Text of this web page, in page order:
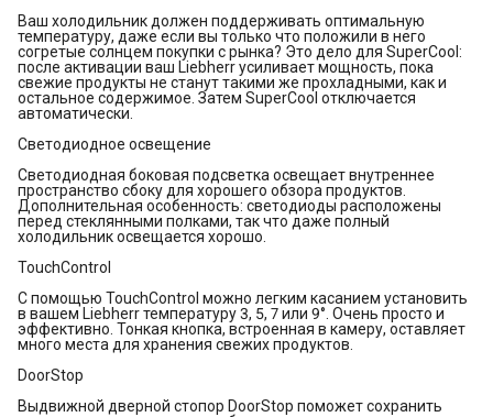
Ваш холодильник должен поддерживать оптимальную
температуру, даже если вы только что положили в него
согретые солнцем покупки с рынка? Это дело для SuperCool:
после активации ваш Liebherr усиливает мощность, пока
свежие продукты не станут такими же прохладными, как и
остальное содержимое. Затем SuperCool отключается
автоматически.
Светодиодное освещение
Светодиодная боковая подсветка освещает внутреннее
пространство сбоку для хорошего обзора продуктов.
Дополнительная особенность: светодиоды расположены
перед стеклянными полками, так что даже полный
холодильник освещается хорошо.
TouchControl
С помощью TouchControl можно легким касанием установить
в вашем Liebherr температуру 3, 5, 7 или 9°. Очень просто и
эффективно. Тонкая кнопка, встроенная в камеру, оставляет
много места для хранения свежих продуктов.
DoorStop
Выдвижной дверной стопор DoorStop поможет сохранить